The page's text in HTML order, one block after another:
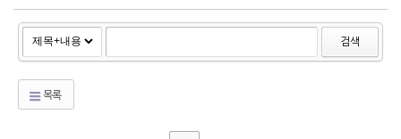
검색
목록